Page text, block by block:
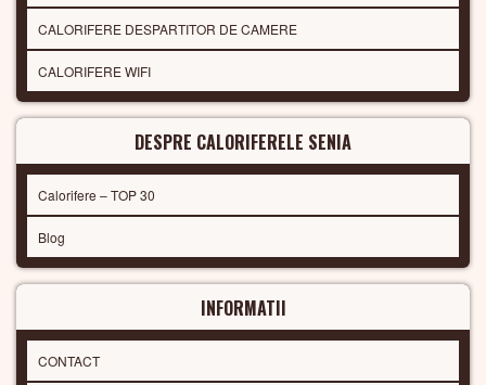
CALORIFERE DESPARTITOR DE CAMERE
CALORIFERE WIFI
DESPRE CALORIFERELE SENIA
Calorifere – TOP 30
Blog
INFORMATII
CONTACT